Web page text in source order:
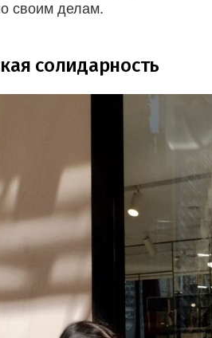
своим делам.
солидарность